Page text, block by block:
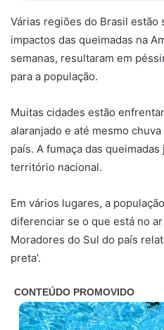
Várias regiões do Brasil estão
impactos das queimadas na
semanas, resultaram em
para a população.
Muitas cidades estão
alaranjado e até mesmo
país. A fumaça das
território nacional.
Em vários lugares, a
diferenciar se o que está no
Moradores do Sul do país
preta’.